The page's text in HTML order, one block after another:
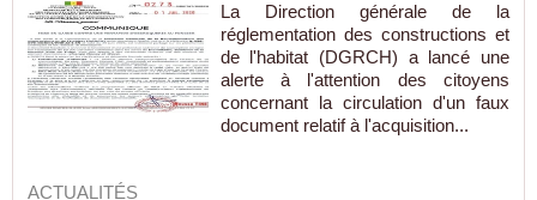
La Direction générale de la
réglementation des constructions et
de l'habitat (DGRCH) a lancé une
alerte à l'attention des citoyens
concernant la circulation d'un faux
document relatif à l'acquisition...
ACTUALITÉS